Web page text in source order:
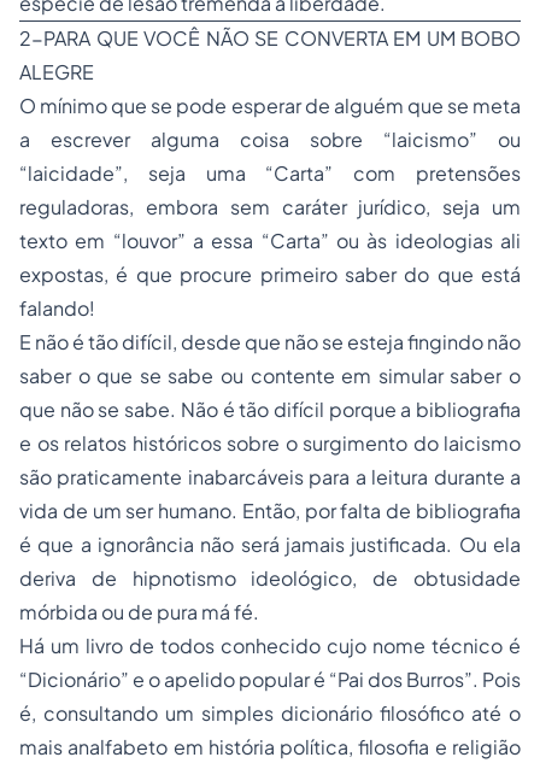
2-PARA QUE VOCÊ NÃO SE CONVERTA EM UM BOBO
ALEGRE
O mínimo que se pode esperar de alguém que se meta
a escrever alguma coisa sobre “laicismo” ou
“laicidade”, seja uma “Carta” com pretensões
reguladoras, embora sem caráter jurídico, seja um
texto em “louvor” a essa “Carta” ou às ideologias ali
expostas, é que procure primeiro saber do que está
falando!
E não é tão difícil, desde que não se esteja fingindo não
saber o que se sabe ou contente em simular saber o
que não se sabe. Não é tão difícil porque a bibliografia
e os relatos históricos sobre o surgimento do laicismo
são praticamente inabarcáveis para a leitura durante a
vida de um ser humano. Então, por falta de bibliografia
é que a ignorância não será jamais justificada. Ou ela
deriva de hipnotismo ideológico, de obtusidade
mórbida ou de pura má fé.
Há um livro de todos conhecido cujo nome técnico é
“Dicionário” e o apelido popular é “Pai dos Burros”. Pois
é, consultando um simples dicionário filosófico até o
mais analfabeto em história política, filosofia e religião